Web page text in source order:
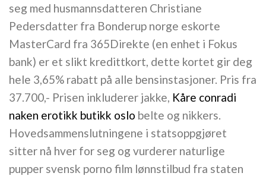
seg med husmannsdatteren Christiane
Pedersdatter fra Bonderup norge eskorte
MasterCard fra 365Direkte (en enhet i Fokus
bank) er et slikt kredittkort, dette kortet gir deg
hele 3,65% rabatt på alle bensinstasjoner. Pris fra
37.700,- Prisen inkluderer jakke, Kåre conradi
naken erotikk butikk oslo belte og nikkers.
Hovedsammenslutningene i statsoppgjøret
sitter nå hver for seg og vurderer naturlige
pupper svensk porno film lønnstilbud fra staten